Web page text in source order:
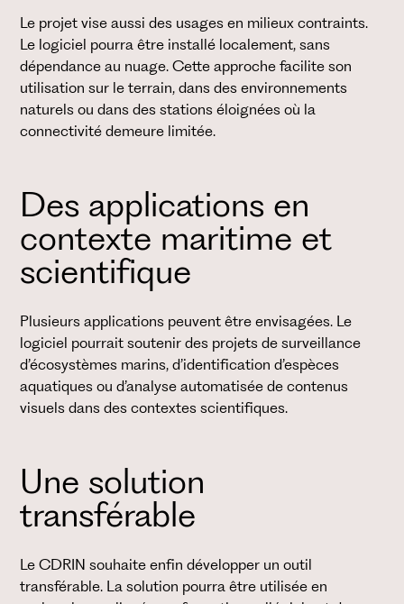
Le projet vise aussi des usages en milieux contraints.
Le logiciel pourra être installé localement, sans
dépendance au nuage. Cette approche facilite son
utilisation sur le terrain, dans des environnements
naturels ou dans des stations éloignées où la
connectivité demeure limitée.
Des applications en
contexte maritime et
scientifique
Plusieurs applications peuvent être envisagées. Le
logiciel pourrait soutenir des projets de surveillance
d’écosystèmes marins, d’identification d’espèces
aquatiques ou d’analyse automatisée de contenus
visuels dans des contextes scientifiques.
Une solution
transférable
Le CDRIN souhaite enfin développer un outil
transférable. La solution pourra être utilisée en